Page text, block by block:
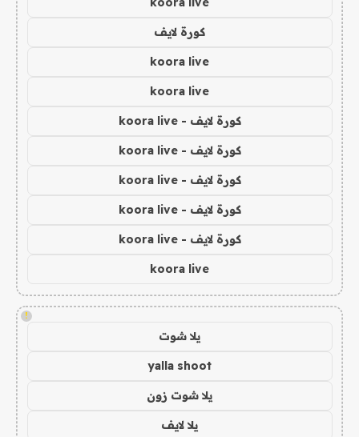
كورة لايف
koora live
koora live
كورة لايف - koora live
كورة لايف - koora live
كورة لايف - koora live
كورة لايف - koora live
كورة لايف - koora live
koora live
!
يلا شوت
yalla shoot
يلا شوت زون
يلا لايف